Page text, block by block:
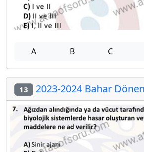
A B C
13 2023-2024 Bahar